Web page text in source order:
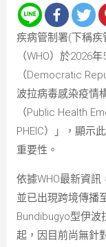
疾病管制署(下稱
（WHO）於2026
（Democratic
波拉病毒感染疫情
（Public Health
PHEIC）」，顯示
重要性。
依據WHO最新資訊
並已出現跨境傳播
Bundibugyo型伊波
起，因目前尚無針